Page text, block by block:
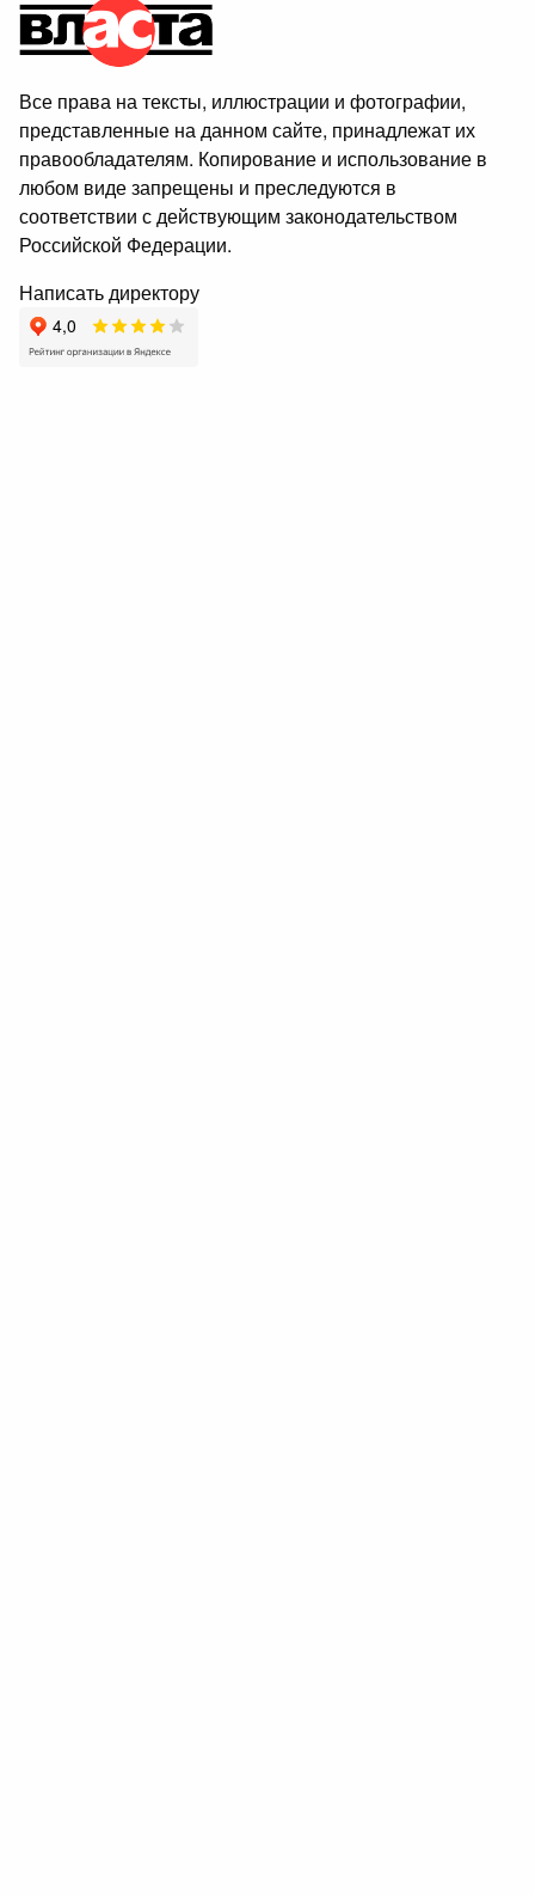
Все права на тексты, иллюстрации и фотографии,
представленные на данном сайте, принадлежат их
правообладателям. Копирование и использование в
любом виде запрещены и преследуются в
соответствии с действующим законодательством
Российской Федерации.
Написать директору